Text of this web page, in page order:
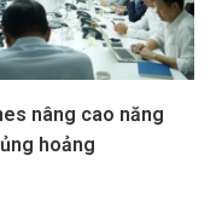
nâng cao năng
hoảng